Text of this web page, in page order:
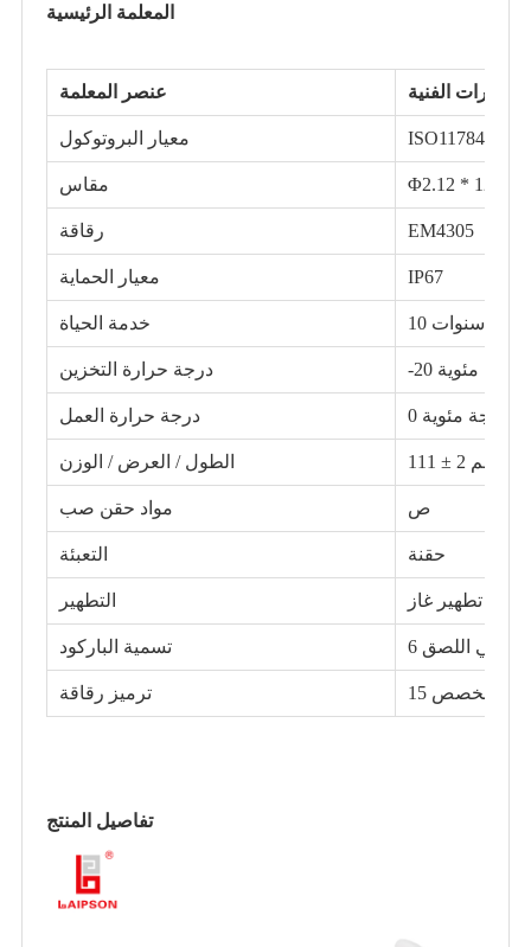
المعلمة الرئيسية
عنصر المعلمة الفنية
معيار البروتوكول ISO11784 / 5
مقاس
رقاقة EM4305
معيار الحماية IP67
خدمة الحياة 10 سنوات
درجة حرارة التخزين
درجة حرارة العمل
الطول / العرض / الوزن
مواد حقن صب ص
التعبئة حقنة
التطهير
تسمية الباركود ذاتي اللصق
ترميز رقاقة ترميز مخصص
تفاصيل المنتج